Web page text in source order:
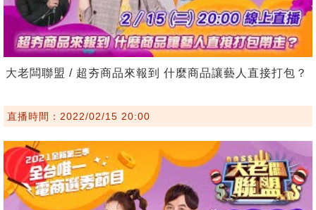
大老闆聯盟 / 超夯商品來報到 什麼商品讓藝人直接打包？
直播時間：2022/02/15 20:00